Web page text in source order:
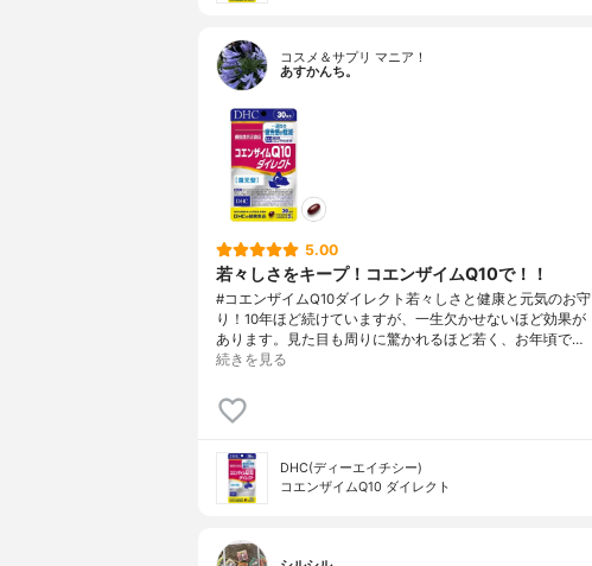
コスメ＆サプリ マニア！
あすかんち。
5.00
若々しさをキープ！コエンザイムQ10で！！
#コエンザイムQ10ダイレクト若々しさと健康と元気のお守
り！10年ほど続けていますが、一生欠かせないほど効果が
あります。見た目も周りに驚かれるほど若く、お年頃で…
続きを見る
DHC(ディーエイチシー)
コエンザイムQ10 ダイレクト